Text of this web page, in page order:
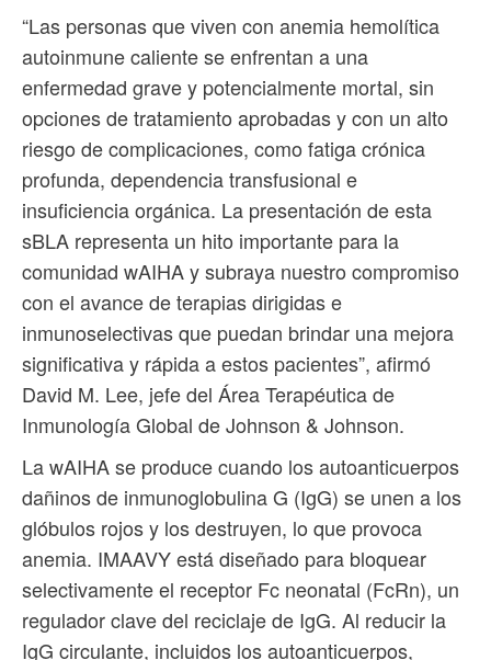
“Las personas que viven con anemia hemolítica
autoinmune caliente se enfrentan a una
enfermedad grave y potencialmente mortal, sin
opciones de tratamiento aprobadas y con un alto
riesgo de complicaciones, como fatiga crónica
profunda, dependencia transfusional e
insuficiencia orgánica. La presentación de esta
sBLA representa un hito importante para la
comunidad wAIHA y subraya nuestro compromiso
con el avance de terapias dirigidas e
inmunoselectivas que puedan brindar una mejora
significativa y rápida a estos pacientes”, afirmó
David M. Lee, jefe del Área Terapéutica de
Inmunología Global de Johnson & Johnson.
La wAIHA se produce cuando los autoanticuerpos
dañinos de inmunoglobulina G (IgG) se unen a los
glóbulos rojos y los destruyen, lo que provoca
anemia. IMAAVY está diseñado para bloquear
selectivamente el receptor Fc neonatal (FcRn), un
regulador clave del reciclaje de IgG. Al reducir la
IgG circulante, incluidos los autoanticuerpos,